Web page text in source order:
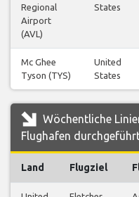
Regional
Airport
(AVL)
States
Mc Ghee
Tyson (TYS)
United
States
Wöchentliche
Flughafen
Land Flugziel